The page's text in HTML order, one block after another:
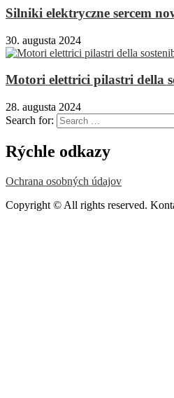
Silniki elektryczne sercem
30. augusta 2024
Motori elettrici pilastri della
28. augusta 2024
Search for:
Rýchle odkazy
Ochrana osobných údajov
Copyright © All rights reserved.